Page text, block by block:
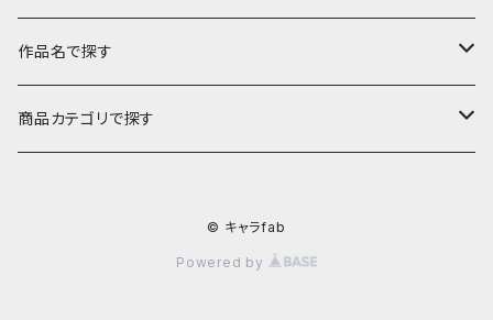
作品名で探す
ア行
商品カテゴリで探す
© キャラfab
Powered by